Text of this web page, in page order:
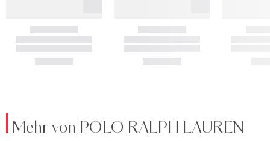
Mehr von POLO RALPH LAUREN